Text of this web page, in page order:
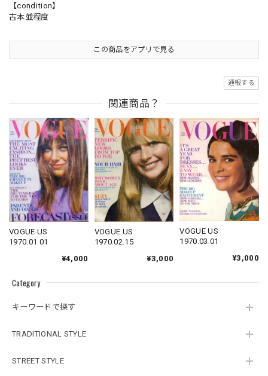
Category
キーワードで探す
TRADITIONAL STYLE
STREET STYLE
【condition】
古本並程度
この商品をアプリで見る
通報する
関連商品？
VOGUE US
1970.01.01
¥4,000
VOGUE US
1970.02.15
¥3,000
VOGUE US
1970.03.01
¥3,000